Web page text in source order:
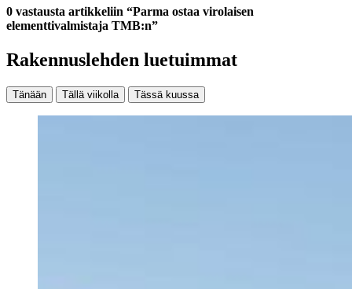
0 vastausta artikkeliin “Parma ostaa virolaisen
elementtivalmistaja TMB:n”
Rakennuslehden luetuimmat
Tänään Tällä viikolla Tässä kuussa